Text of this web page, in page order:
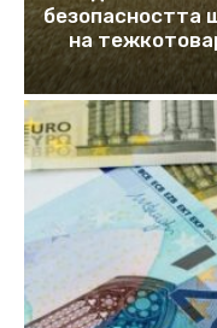
безопасността
на